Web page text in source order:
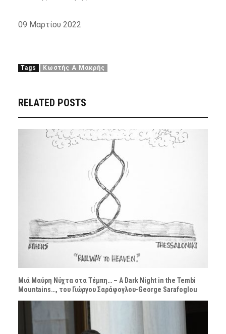
09 Μαρτίου 2022
Tags Κωστής Α Μακρής
RELATED POSTS
Μιά Μαύρη Νύχτα στα Τέμπη… – A Dark Night in the Tembi
Mountains…, του Γιώργου Σαράφογλου-George Sarafoglou